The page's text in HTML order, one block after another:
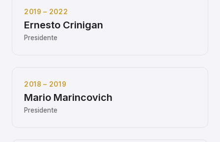
2019 – 2022
Ernesto Crinigan
Presidente
2018 – 2019
Mario Marincovich
Presidente